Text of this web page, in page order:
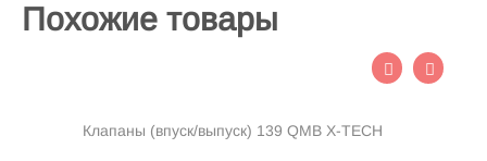
Похожие товары
Клапаны (впуск/выпуск) 139 QMB X-TECH